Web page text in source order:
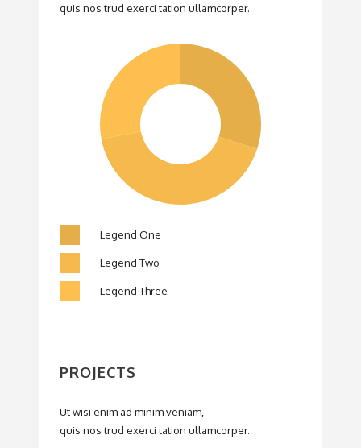
quis nos trud exerci tation ullamcorper.
Legend One
Legend Two
Legend Three
PROJECTS
Ut wisi enim ad minim veniam,
quis nos trud exerci tation ullamcorper.